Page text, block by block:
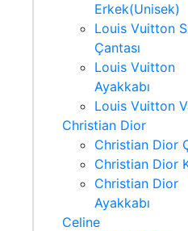
Erkek(Unisek)
Louis Vuitton
Çantası
Louis Vuitton
Ayakkabı
Louis Vuitton
Christian Dior
Christian Dior
Christian Dior
Christian Dior
Ayakkabı
Celine